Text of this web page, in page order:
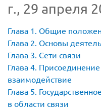
г., 29 апреля
Глава 1. Общие
Глава 2. Основы
Глава 3. Сети связи
Глава 4.
взаимодействие
Глава 5.
в области связи